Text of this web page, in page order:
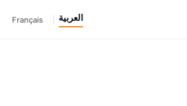
العربية Français